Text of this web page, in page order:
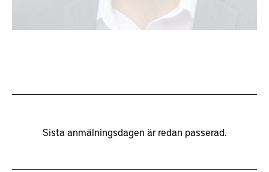
Sista anmälningsdagen är redan passerad.